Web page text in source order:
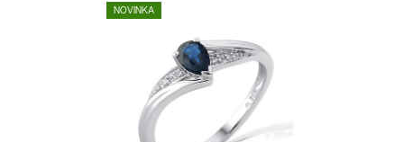
NOVINKA